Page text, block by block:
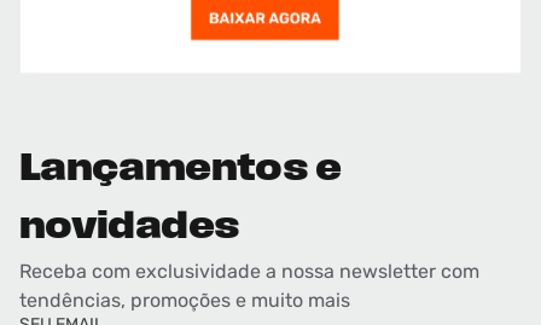
Lançamentos e
novidades
Receba com exclusividade a nossa newsletter com
tendências, promoções e muito mais